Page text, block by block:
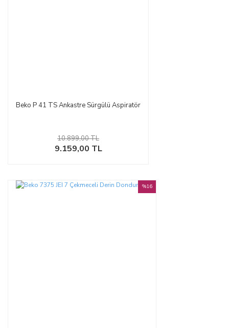
Beko P 41 TS Ankastre Sürgülü Aspiratör
9.159,00 TL
10.899,00 TL
%16